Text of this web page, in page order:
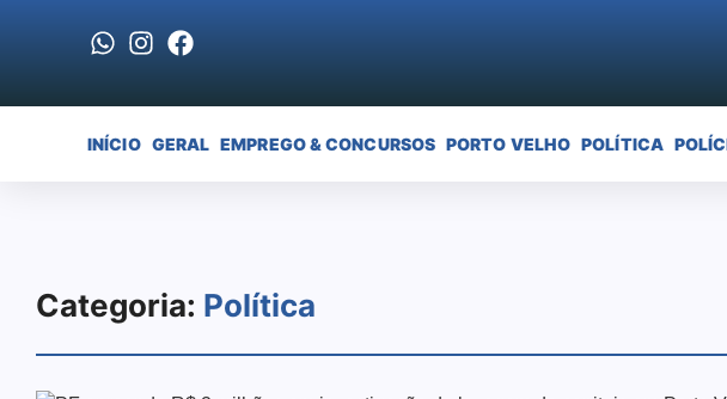
INÍCIO GERAL EMPREGO & CONCURSOS PORTO VELHO POLÍTICA
Categoria: Política